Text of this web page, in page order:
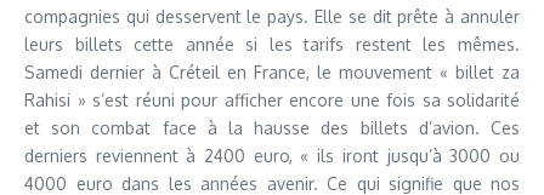
compagnies qui desservent le pays. Elle se dit prête à annuler
leurs billets cette année si les tarifs restent les mêmes.
Samedi dernier à Créteil en France, le mouvement « billet za
Rahisi » s’est réuni pour afficher encore une fois sa solidarité
et son combat face à la hausse des billets d’avion. Ces
derniers reviennent à 2400 euro, « ils iront jusqu’à 3000 ou
4000 euro dans les années avenir. Ce qui signifie que nos